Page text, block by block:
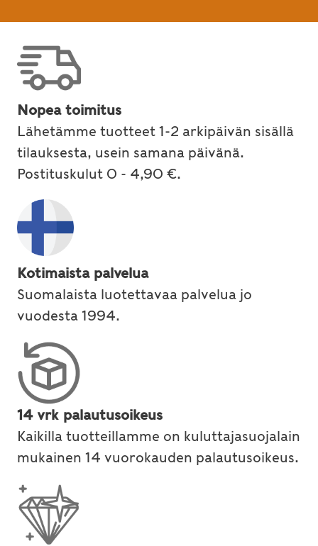
Nopea toimitus
Lähetämme tuotteet 1-2 arkipäivän sisällä
tilauksesta, usein samana päivänä.
Postituskulut 0 - 4,90 €.
Kotimaista palvelua
Suomalaista luotettavaa palvelua jo
vuodesta 1994.
14 vrk palautusoikeus
Kaikilla tuotteillamme on kuluttajasuojalain
mukainen 14 vuorokauden palautusoikeus.